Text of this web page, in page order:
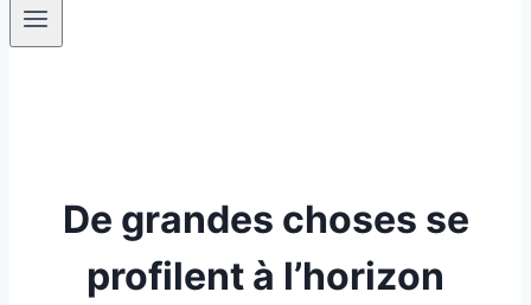
De grandes choses se
profilent à l’horizon